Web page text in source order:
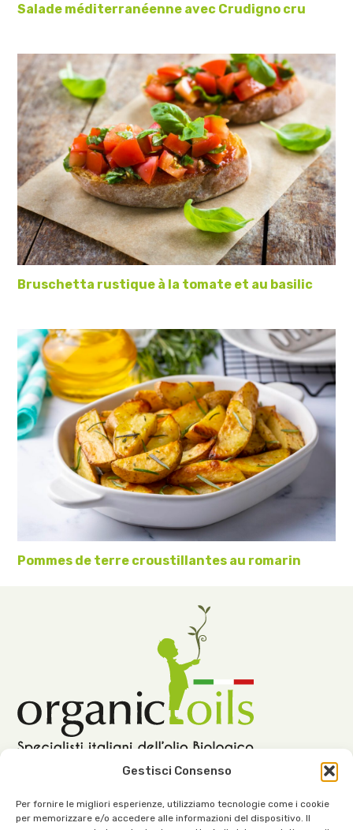
Gestisci Consenso
Per fornire le migliori esperienze, utilizziamo tecnologie come i cookie
per memorizzare e/o accedere alle informazioni del dispositivo. Il
Salade méditerranéenne avec Crudigno cru
Bruschetta rustique à la tomate et au basilic
Pommes de terre croustillantes au romarin